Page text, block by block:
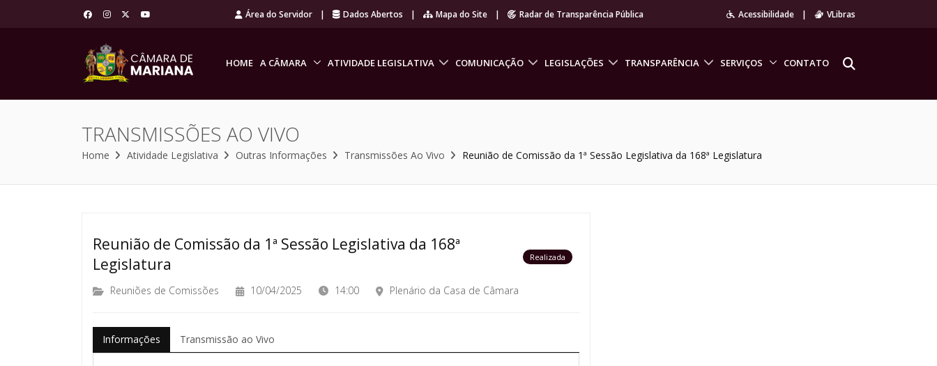
Área do Servidor | Dados Abertos | Mapa do Site | Radar de Transparência Pública Acessibilidade | VLibras
HOME A CÂMARA ATIVIDADE LEGISLATIVA COMUNICAÇÃO LEGISLAÇÕES TRANSPARÊNCIA SERVIÇOS CONTATO
TRANSMISSÕES AO VIVO
Home Atividade Legislativa Outras Informações Transmissões Ao Vivo Reunião de Comissão da 1ª Sessão Legislativa da 168ª Legislatura
Reunião de Comissão da 1ª Sessão Legislativa da 168ª
Legislatura
Realizada
Reuniões de Comissões 10/04/2025 14:00 Plenário da Casa de Câmara
Informações Transmissão ao Vivo